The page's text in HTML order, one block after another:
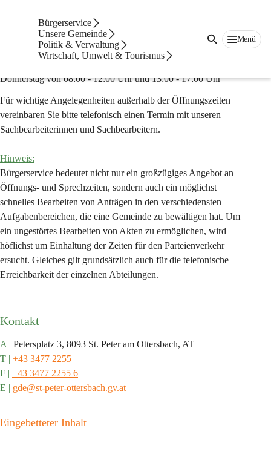
Bürgerservice
Unsere Gemeinde
Politik & Verwaltung
Wirtschaft, Umwelt & Tourismus
Menü
AMTSSTUNDEN & PARTEIENVERKEHR
Parteienverkehr
Montag, Dienstag, Mittwoch und Freitag von 08:00 - 12:00 Uhr
Donnerstag von 08:00 - 12:00 Uhr und 13:00 - 17:00 Uhr
Für wichtige Angelegenheiten außerhalb der Öffnungszeiten
vereinbaren Sie bitte telefonisch einen Termin mit unseren
Sachbearbeiterinnen und Sachbearbeitern.
Hinweis:
Bürgerservice bedeutet nicht nur ein großzügiges Angebot an
Öffnungs- und Sprechzeiten, sondern auch ein möglichst
schnelles Bearbeiten von Anträgen in den verschiedensten
Aufgabenbereichen, die eine Gemeinde zu bewältigen hat. Um
ein ungestörtes Bearbeiten von Akten zu ermöglichen, wird
höflichst um Einhaltung der Zeiten für den Parteienverkehr
ersucht. Gleiches gilt grundsätzlich auch für die telefonische
Erreichbarkeit der einzelnen Abteilungen.
Kontakt
A | Petersplatz 3, 8093 St. Peter am Ottersbach, AT
T | +43 3477 2255
F | +43 3477 2255 6
E | gde@st-peter-ottersbach.gv.at
Eingebetteter Inhalt